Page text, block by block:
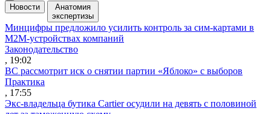
Новости
Анатомия
экспертизы
Минцифры предложило усилить контроль за сим-картами в
M2M-устройствах компаний
Законодательство
, 19:02
ВС рассмотрит иск о снятии партии «Яблоко» с выборов
Практика
, 17:55
Экс-владельца бутика Cartier осудили на девять с половиной